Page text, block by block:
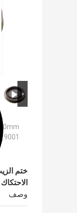
9001 ، ختم زيت الشفة المزدوج منخفض الاحتكاك
الاحتكاك
وصف